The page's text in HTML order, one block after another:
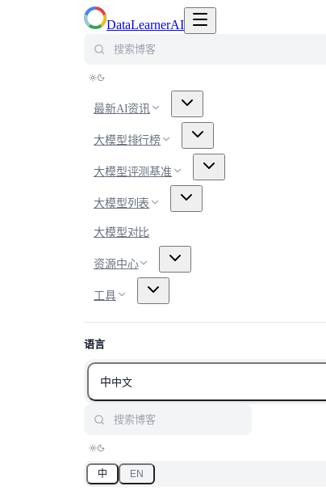
DataLearnerAI
最新AI资讯
大模型排行榜
大模型评测基准
大模型列表
大模型对比
资源中心
工具
语言
中中文
中 EN